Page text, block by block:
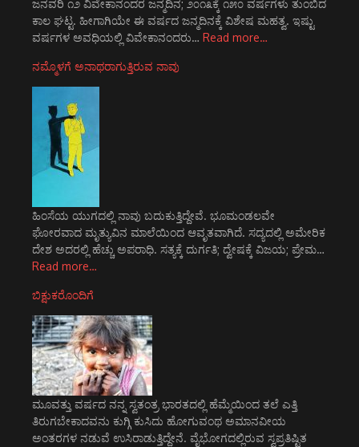
ಜನವರಿ ೧೨ ವಿವೇಕಾನಂದರ ಜನ್ಮದಿನ; ೨೦೧೩ಕ್ಕೆ ೧೫೦ ವರ್ಷಗಳು ತುಂಬಿದ
ಕಾಲ ಘಟ್ಟ. ಹೀಗಾಗಿಯೇ ಈ ವರ್ಷದ ಜನ್ಮದಿನಕ್ಕೆ ವಿಶೇಷ ಮಹತ್ವ. ಇಷ್ಟು
ವರ್ಷಗಳ ಅವಧಿಯಲ್ಲಿ ವಿವೇಕಾನಂದರು… Read more…
ನಮ್ಮೊಳಗೆ ಅನಾಥರಾಗುತ್ತಿರುವ ನಾವು
ಹಿಂಸೆಯ ಯುಗದಲ್ಲಿ ನಾವು ಬದುಕುತ್ತಿದ್ದೇವೆ. ಭೂಮಂಡಲವೇ
ಘೋರವಾದ ಮೃತ್ಯುವಿನ ಮಾಲೆಯಿಂದ ಆವೃತವಾಗಿದೆ. ಸದ್ಯದಲ್ಲಿ ಅಮೇರಿಕ
ದೇಶ ಅದರಲ್ಲಿ ಹೆಚ್ಚು ಅಪರಾಧಿ. ಸತ್ಯಕ್ಕೆ ದುರ್ಗತಿ; ದ್ವೇಷಕ್ಕೆ ವಿಜಯ; ಪ್ರೇಮ…
Read more…
ಬಿಕ್ಷುಕರೊಂದಿಗೆ
ಮೂವತ್ತು ವರ್ಷದ ನನ್ನ ಸ್ವತಂತ್ರ ಭಾರತದಲ್ಲಿ ಹೆಮ್ಮೆಯಿಂದ ತಲೆ ಎತ್ತಿ
ತಿರುಗಬೇಕಾದವನು ಕುಗ್ಗಿ ಕುಸಿದು ಹೋಗುವಂಥ ಅಮಾನವೀಯ
ಅಂತರಗಳ ನಡುವೆ ಉಸಿರಾಡುತ್ತಿದ್ದೇನೆ. ವೈಭೋಗದಲ್ಲಿರುವ ಸ್ವಪ್ರತಿಷ್ಟಿತ